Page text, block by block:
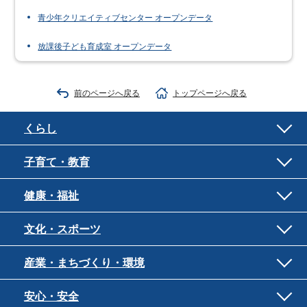
青少年クリエイティブセンター オープンデータ
放課後子ども育成室 オープンデータ
前のページへ戻る トップページへ戻る
くらし
子育て・教育
健康・福祉
文化・スポーツ
産業・まちづくり・環境
安心・安全